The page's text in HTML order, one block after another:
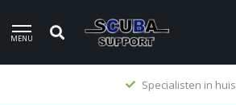
MENU
Specialisten in huis